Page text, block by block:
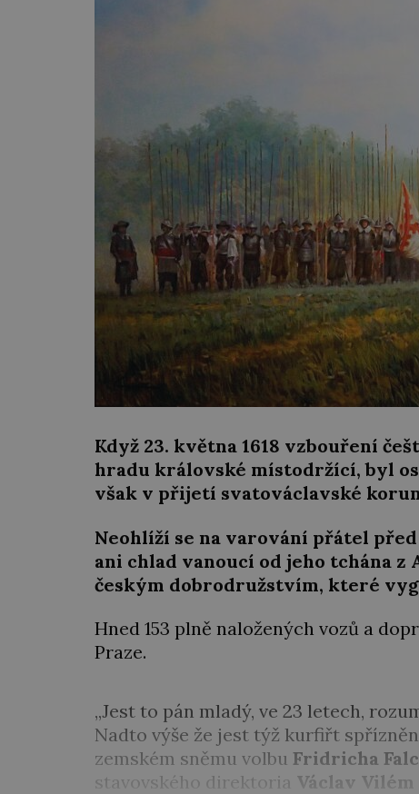
Když 23. května 1618 vzbouření
hradu královské místodržící, byl
však v přijetí svatováclavské
Neohlíží se na varování přátel
ani chlad vanoucí od jeho tchána
českým dobrodružstvím, které
Hned 153 plně naložených vozů a
Praze.
„Jest to pán mladý, ve 23 letech,
Nadto výše že jest týž kurfiřt
zemském sněmu volbu Fridricha
stavovského direktoria Václav Vilém